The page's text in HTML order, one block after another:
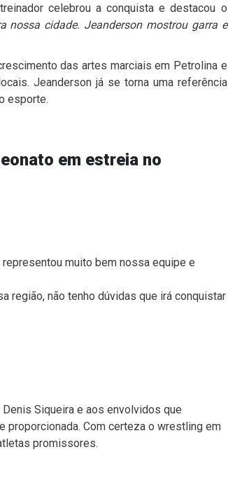
celebrou a conquista e destacou o
nossa cidade. Jeanderson mostrou garra e
das artes marciais em Petrolina e
Jeanderson já se torna uma referência
esporte.
em estreia no
representou muito bem nossa equipe e
região, não tenho dúvidas que irá conquistar
Denis Siqueira e aos envolvidos que
proporcionada. Com certeza o wrestling em
promissores.